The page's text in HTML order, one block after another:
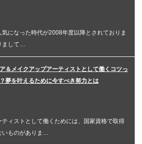
になった時代が2008年度以降とされておりま
して…
＆メイクアップアーティストとして働くコツっ
夢を叶えるために今すべき努力とは
ィストとして働くためには、国家資格で取得
ものがありま…